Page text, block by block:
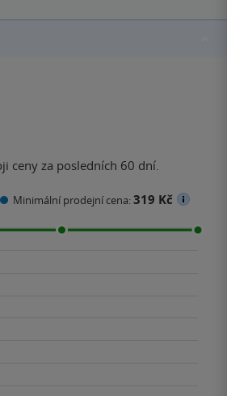
ceny za posledních 60 dní.
Minimální prodejní cena:319 Kč